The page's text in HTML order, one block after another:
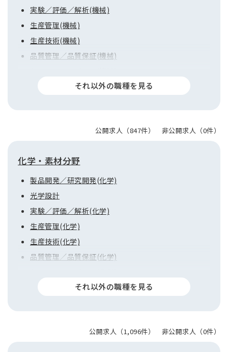
実験／評価／解析(機械)
生産管理(機械)
生産技術(機械)
品質管理／品質保証(機械)
FAE／サービスエンジニア(機械)
プロジェクトマネジャー(機械)公開求人（847件） 非公開求人（0件）
化学・素材分野
製品開発／研究開発(化学)
光学設計
実験／評価／解析(化学)
生産管理(化学)
生産技術(化学)
品質管理／品質保証(化学)
営業／海外営業(化学)
公開求人（1,096件） 非公開求人（0件）